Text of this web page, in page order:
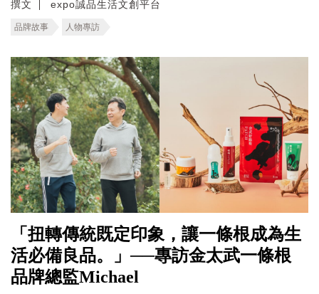
撰文 expo誠品生活文創平台
品牌故事 人物專訪
「扭轉傳統既定印象，讓一條根成為生
活必備良品。」──專訪金太武一條根
品牌總監Michael